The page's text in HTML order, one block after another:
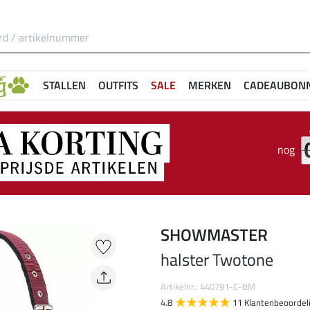
STALLEN OUTFITS SALE MERKEN
nog
SHOWMASTER
halster Twotone
Artikelnr.: 440791-C-BM
4.8
11